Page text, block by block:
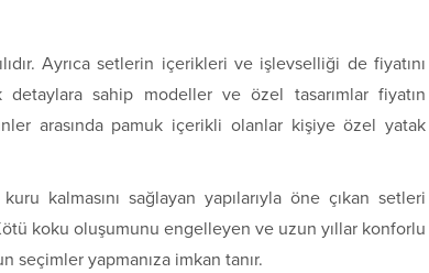
Ayrıca setlerin içerikleri ve işlevselliği de fiyatını
sahip modeller ve özel tasarımlar fiyatın
arasında pamuk içerikli olanlar kişiye özel yatak
kalmasını sağlayan yapılarıyla öne çıkan setleri
koku oluşumunu engelleyen ve uzun yıllar konforlu
seçimler yapmanıza imkan tanır.